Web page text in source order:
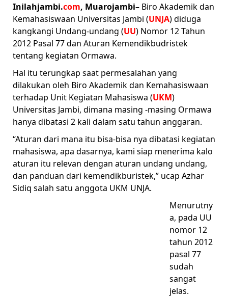
Inilahjambi.com, Muarojambi– Biro Akademik dan
Kemahasiswaan Universitas Jambi (UNJA) diduga
kangkangi Undang-undang (UU) Nomor 12 Tahun
2012 Pasal 77 dan Aturan Kemendikbudristek
tentang kegiatan Ormawa.
Hal itu terungkap saat permesalahan yang
dilakukan oleh Biro Akademik dan Kemahasiswaan
terhadap Unit Kegiatan Mahasiswa (UKM)
Universitas Jambi, dimana masing -masing Ormawa
hanya dibatasi 2 kali dalam satu tahun anggaran.
“Aturan dari mana itu bisa-bisa nya dibatasi kegiatan
mahasiswa, apa dasarnya, kami siap menerima kalo
aturan itu relevan dengan aturan undang undang,
dan panduan dari kemendikburistek,” ucap Azhar
Sidiq salah satu anggota UKM UNJA.
Menurutny
a, pada UU
nomor 12
tahun 2012
pasal 77
sudah
sangat
jelas.